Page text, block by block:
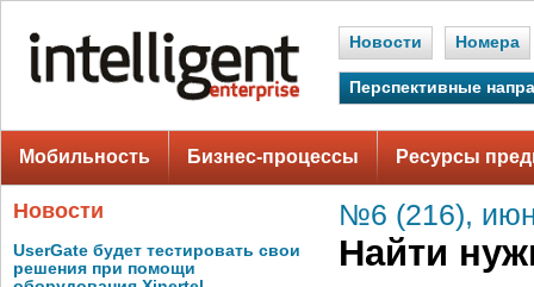
Новости Номера
Перспективные
Мобильность Бизнес-процессы Ресурсы
Новости
UserGate будет тестировать свои
решения при помощи
№6 (216),
Найти